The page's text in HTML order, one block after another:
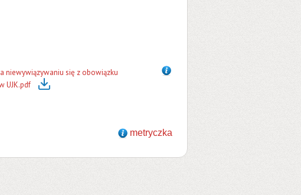
niewywiązywaniu się z obowiązku
UJK.pdf
metryczka